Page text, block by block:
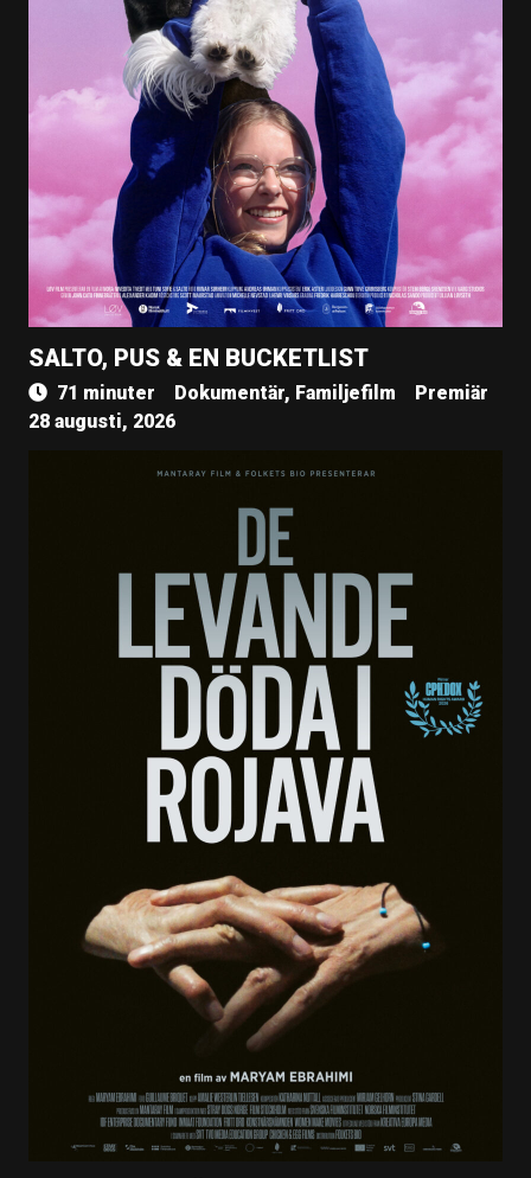
SALTO, PUS & EN BUCKETLIST
71 minuter Dokumentär, Familjefilm
Premiär
28 augusti, 2026